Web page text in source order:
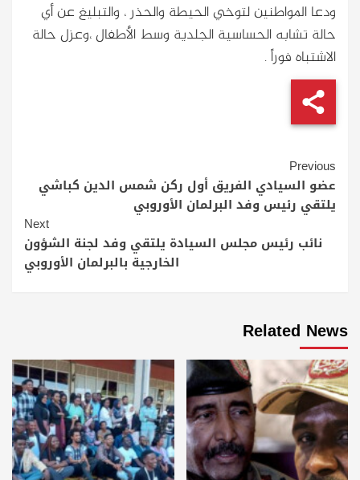
ودعا المواطنين لتوخي الحيطة والحذر ، والتبليغ عن أي
حالة تشابه الحساسية الجلدية وسط الأطفال ،وعزل حالة
الاشتباه فوراً .
Continue
Reading
Previous
عضو السيادي الفريق أول ركن شمس الدين كباشي
يلتقي رئيس وفد البرلمان الأوروبي
Next
نائب رئيس مجلس السيادة يلتقي وفد لجنة الشؤون
الخارجية بالبرلمان الأوروبي
Related News